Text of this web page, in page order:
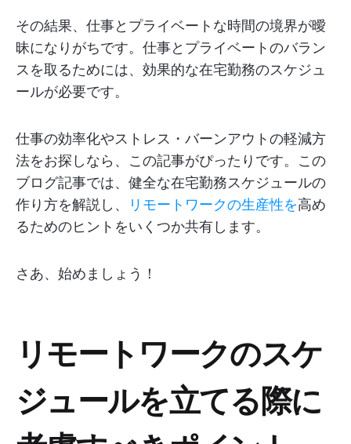
その結果、仕事とプライベートな時間の境界が曖
昧になりがちです。仕事とプライベートのバラン
スを取るためには、効果的な在宅勤務のスケジュ
ールが必要です。
仕事の効率化やストレス・バーンアウトの軽減方
法をお探しなら、この記事がぴったりです。この
ブログ記事では、健全な在宅勤務スケジュールの
作り方を解説し、
リモートワークの生産性を高め
るためのヒントをいくつか共有します。
さあ、始めましょう！
リモートワークのスケ
ジュールを立てる際に